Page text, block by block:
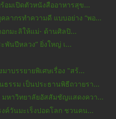
อมเปิดตัวหนังสืออาหารสุข...
ลากรทำความดี แบบอย่าง “พอ...
กมะลิให้แม่- ด้านศิลปิ...
พันปีหลวง” ยิ่งใหญ่ เ...
าบรรยายพิเศษเรื่อง "สร้...
รรม เป็นประธานพิธีถวายรา...
หาวิทยาลัยอัสสัมชัญแสดงควา...
ค์วันมะเร็งปอดโลก ชวนคน...